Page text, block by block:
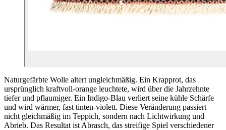
Naturgefärbte Wolle altert ungleichmäßig. Ein Krapprot, das
ursprünglich kraftvoll-orange leuchtete, wird über die Jahrzehnte
tiefer und pflaumiger. Ein Indigo-Blau verliert seine kühle Schärfe
und wird wärmer, fast tinten-violett. Diese Veränderung passiert
nicht gleichmäßig im Teppich, sondern nach Lichtwirkung und
Abrieb. Das Resultat ist Abrasch, das streifige Spiel verschiedener